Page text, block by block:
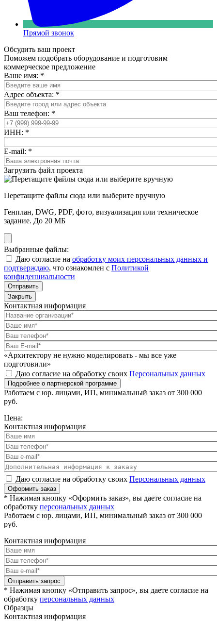
Прямой звонок
Обсудить ваш проект
Поможем подобрать оборудование и подготовим
коммерческое предложение
Ваше имя: *
Адрес объекта: *
Ваш телефон: *
ИНН: *
E-mail: *
Загрузить файл проекта
Перетащите файлы сюда или выберите вручную
Генплан, DWG, PDF, фото, визуализация или техническое
задание. До 20 МБ
Выбранные файлы:
Даю согласие на обработку моих персональных данных и
подтверждаю, что ознакомлен с Политикой
конфиденциальности
Отправить
Закрыть
Контактная информация
«Архитектору не нужно моделировать - мы все уже
подготовили»
Даю согласие на обработку своих Персональных данных
Подробнее о партнерской программе
Работаем с юр. лицами, ИП, минимальный заказ от 300 000
руб.
Цена:
Контактная информация
Даю согласие на обработку своих Персональных данных
Оформить заказ
* Нажимая кнопку «Оформить заказ», вы даете согласие на
обработку персональных данных
Работаем с юр. лицами, ИП, минимальный заказ от 300 000
руб.
Контактная информация
Отправить запрос
* Нажимая кнопку «Отправить запрос», вы даете согласие на
обработку персональных данных
Образцы
Контактная информация